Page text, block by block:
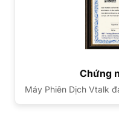
Chứng
Máy Phiên Dịch Vtalk